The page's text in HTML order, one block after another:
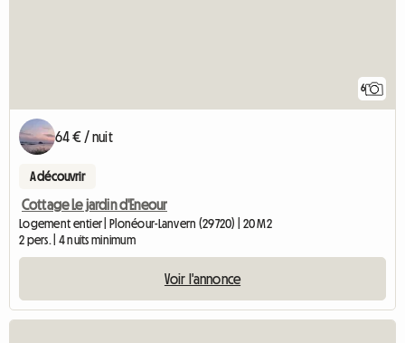
6
64 € / nuit
A découvrir
Cottage Le jardin d'Eneour
Logement entier | Plonéour-Lanvern (29720) | 20 M2
2 pers. | 4 nuits minimum
Voir l'annonce